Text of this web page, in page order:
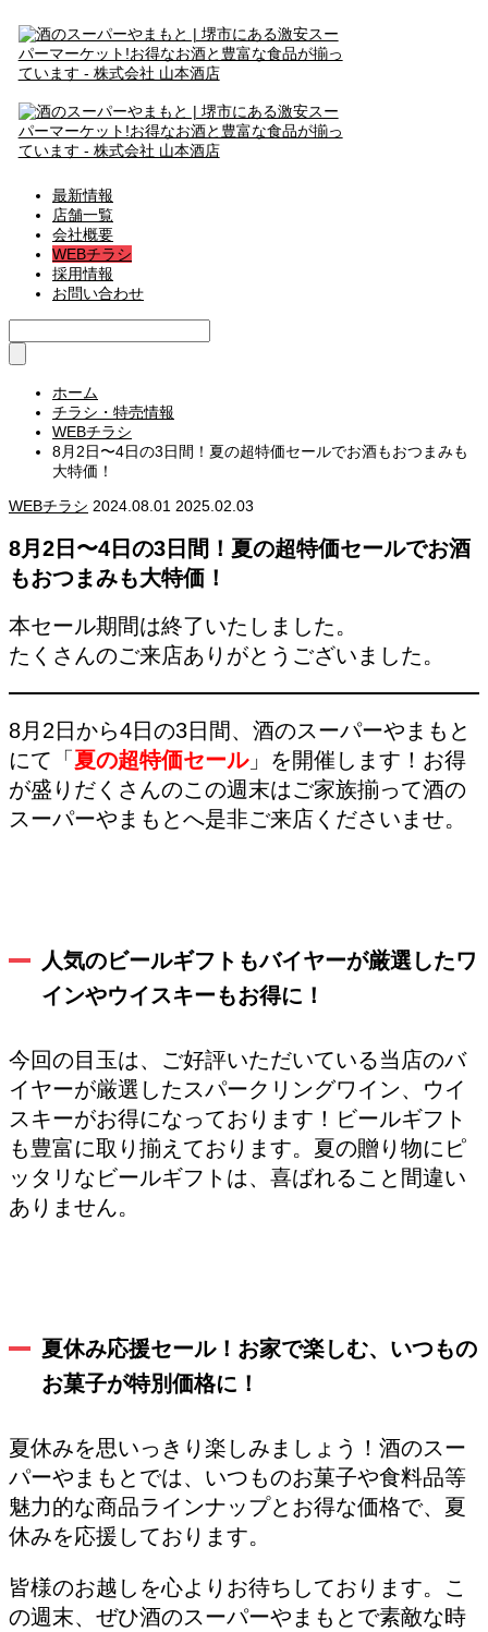
最新情報
店舗一覧
会社概要
WEBチラシ
採用情報
お問い合わせ
ホーム
チラシ・特売情報
WEBチラシ
8月2日〜4日の3日間！夏の超特価セールでお酒もおつまみも
大特価！
WEBチラシ 2024.08.01 2025.02.03
8月2日〜4日の3日間！夏の超特価セールでお酒
もおつまみも大特価！
本セール期間は終了いたしました。
たくさんのご来店ありがとうございました。
8月2日から4日の3日間、酒のスーパーやまもと
にて「夏の超特価セール」を開催します！お得
が盛りだくさんのこの週末はご家族揃って酒の
スーパーやまもとへ是非ご来店くださいませ。
人気のビールギフトもバイヤーが厳選したワ
インやウイスキーもお得に！
今回の目玉は、ご好評いただいている当店のバ
イヤーが厳選したスパークリングワイン、ウイ
スキーがお得になっております！ビールギフト
も豊富に取り揃えております。夏の贈り物にピ
ッタリなビールギフトは、喜ばれること間違い
ありません。
夏休み応援セール！お家で楽しむ、いつもの
お菓子が特別価格に！
夏休みを思いっきり楽しみましょう！酒のスー
パーやまもとでは、いつものお菓子や食料品等
魅力的な商品ラインナップとお得な価格で、夏
休みを応援しております。
皆様のお越しを心よりお待ちしております。こ
の週末、ぜひ酒のスーパーやまもとで素敵な時